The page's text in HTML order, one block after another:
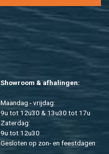
Show­room & af­ha­lin­gen:
Maan­dag - vrij­dag:
9u tot 12u30 & 13u30 tot 17u
Za­ter­dag:
9u tot 12u30
Ge­slo­ten op zon- en feest­da­gen